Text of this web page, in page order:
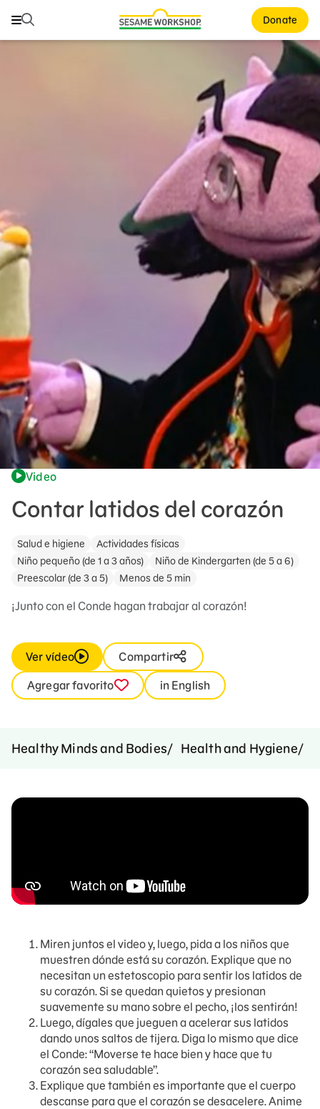
Buscar Donate
Buscar
Our Work
About Us
Video
Contar latidos del corazón
Salud e higiene
Actividades físicas
Niño pequeño (de 1 a 3 años)
Niño de Kindergarten (de 5 a 6)
Preescolar (de 3 a 5)
Menos de 5 min
¡Junto con el Conde hagan trabajar al corazón!
Ver vídeo
Compartir
Agregar favorito
in English
Healthy Minds and Bodies Health and Hygiene
Miren juntos el video y, luego, pida a los niños que
muestren dónde está su corazón. Explique que no
necesitan un estetoscopio para sentir los latidos de
su corazón. Si se quedan quietos y presionan
suavemente su mano sobre el pecho, ¡los sentirán!
Luego, dígales que jueguen a acelerar sus latidos
dando unos saltos de tijera. Diga lo mismo que dice
el Conde: “Moverse te hace bien y hace que tu
corazón sea saludable”.
Explique que también es importante que el cuerpo
descanse para que el corazón se desacelere. Anime